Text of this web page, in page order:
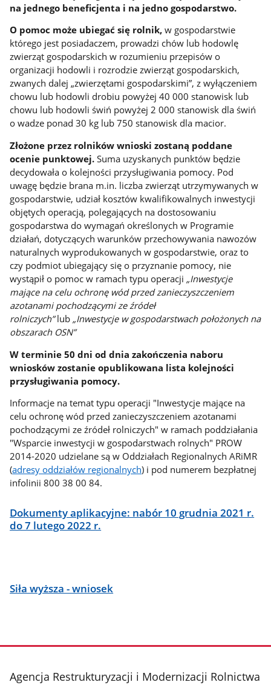
na jednego beneficjenta i na jedno gospodarstwo.
O pomoc może ubiegać się rolnik, w gospodarstwie
którego jest posiadaczem, prowadzi chów lub hodowlę
zwierząt gospodarskich w rozumieniu przepisów o
organizacji hodowli i rozrodzie zwierząt gospodarskich,
zwanych dalej „zwierzętami gospodarskimi”, z wyłączeniem
chowu lub hodowli drobiu powyżej 40 000 stanowisk lub
chowu lub hodowli świń powyżej 2 000 stanowisk dla świń
o wadze ponad 30 kg lub 750 stanowisk dla macior.
Złożone przez rolników wnioski zostaną poddane
ocenie punktowej. Suma uzyskanych punktów będzie
decydowała o kolejności przysługiwania pomocy. Pod
uwagę będzie brana m.in. liczba zwierząt utrzymywanych w
gospodarstwie, udział kosztów kwalifikowalnych inwestycji
objętych operacją, polegających na dostosowaniu
gospodarstwa do wymagań określonych w Programie
działań, dotyczących warunków przechowywania nawozów
naturalnych wyprodukowanych w gospodarstwie, oraz to
czy podmiot ubiegający się o przyznanie pomocy, nie
wystąpił o pomoc w ramach typu operacji„Inwestycje
mające na celu ochronę wód przed zanieczyszczeniem
azotanami pochodzącymi ze źródeł
rolniczych”lub„Inwestycje w gospodarstwach położonych na
obszarach OSN”
W terminie 50 dni od dnia zakończenia naboru
wniosków zostanie opublikowana lista kolejności
przysługiwania pomocy.
Informacje na temat typu operacji "Inwestycje mające na
celu ochronę wód przed zanieczyszczeniem azotanami
pochodzącymi ze źródeł rolniczych" w ramach poddziałania
"Wsparcie inwestycji w gospodarstwach rolnych" PROW
2014-2020 udzielane są w Oddziałach Regionalnych ARiMR
(adresy oddziałów regionalnych) i pod numerem bezpłatnej
infolinii 800 38 00 84.
Dokumenty aplikacyjne: nabór 10 grudnia 2021 r.
do 7 lutego 2022 r.
Siła wyższa - wniosek
stopka
Agencja Restrukturyzacji i Modernizacji Rolnictwa